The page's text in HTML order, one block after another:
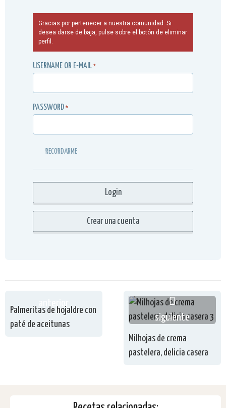
Gracias por pertenecer a nuestra comunidad. Si
desea darse de baja, pulse sobre el botón de eliminar
perfil.
USERNAME OR E-MAIL *
PASSWORD *
RECORDARME
anterior
Palmeritas de hojaldre con
paté de aceitunas
siguiente
Milhojas de crema
pastelera, delicia casera